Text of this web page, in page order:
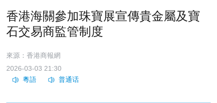
香港海關參加珠寶展宣傳貴金屬及寶
石交易商監管制度
來源：香港商報網
2026-03-03 21:30